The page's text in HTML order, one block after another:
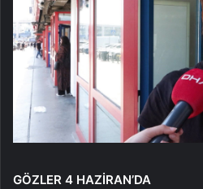
GÖZLER 4 HAZİRAN’DA